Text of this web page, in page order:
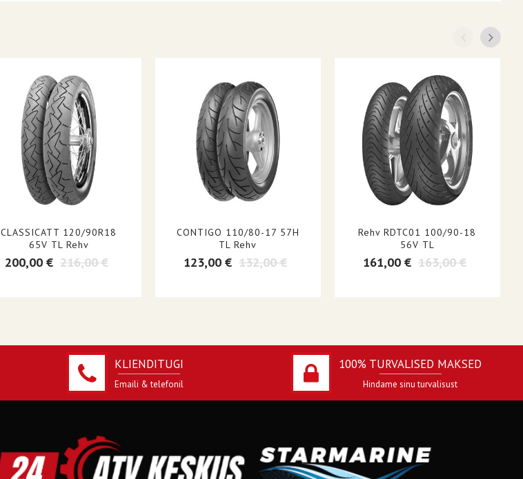
CLASSICATT 120/90R18
65V TL Rehv
200,00 € 216,00 €
CONTIGO 110/80-17 57H
TL Rehv
123,00 € 132,00 €
Rehv RDTC01 100/90-18
56V TL
161,00 € 163,00 €
KLIENDITUGI
Emaili & telefonil
100% TURVALISED MAKSED
Hindame sinu turvalisust